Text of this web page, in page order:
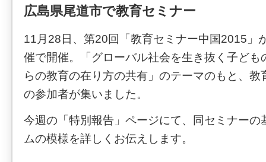
広島県尾道市で教育セミナー
11月28日、第20回「教育セミナー中国2015」
催で開催。「グローバル社会を生き抜く子ども
らの教育の在り方の共有」のテーマのもと、教
の参加者が集いました。
今週の「特別報告」ページにて、同セミナーの
ムの模様を詳しくお伝えします。